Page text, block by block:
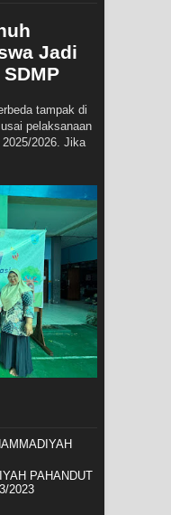
Jadi
tampak di
pelaksanaan
2026. Jika
PAHANDUT
2023